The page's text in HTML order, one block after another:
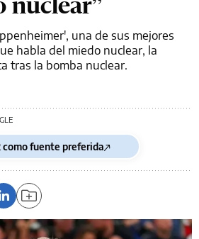
una de sus mejores
habla del miedo nuclear, la
tras la bomba nuclear.
fuente preferida